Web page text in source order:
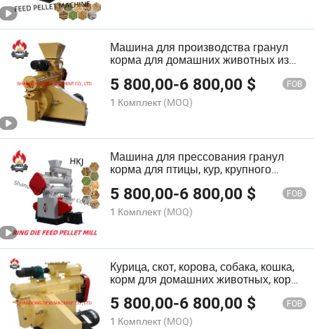
Машина для производства гранул
корма для домашних животных из
5 800,00-6 800,00 $ FOB
1 Комплект (MOQ)
Машина для прессования гранул
корма для птицы, кур, крупного
рогатого скота и свиней для
животноводства
5 800,00-6 800,00 $ FOB
1 Комплект (MOQ)
Курица, скот, корова, собака, кошка,
корм для домашних животных, корм
для птицы, гранулятор корма
5 800,00-6 800,00 $ FOB
1 Комплект (MOQ)